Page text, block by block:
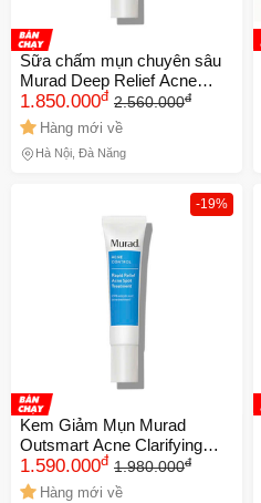
Sữa chấm mụn chuyên sâu
Murad Deep Relief Acne
Treatment NK chính hãng
1.850.000đ 2.560.000đ
Hàng mới về
Hà Nội, Đà Nẵng
-19%
Kem Giảm Mụn Murad
Outsmart Acne Clarifying
Treatment 50Ml NK (Chính
hãng)
1.590.000đ 1.980.000đ
Hàng mới về